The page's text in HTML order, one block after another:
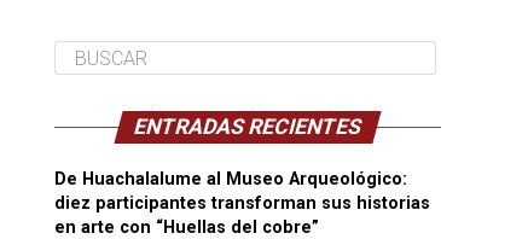
ENTRADAS RECIENTES
De Huachalalume al Museo Arqueológico:
diez participantes transforman sus historias
en arte con “Huellas del cobre”